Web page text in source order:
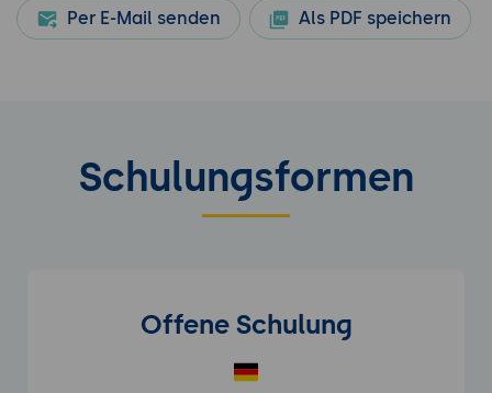
Per E-Mail senden Als PDF speichern
Schulungsformen
Offene Schulung